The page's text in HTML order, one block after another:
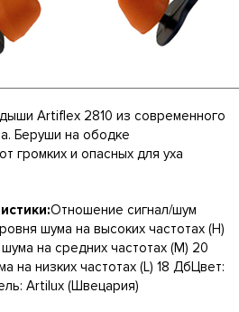
Artiflex 2810 из современного
Беруши на ободке
громких и опасных для уха
Отношение сигнал/шум
шума на высоких частотах (H)
на средних частотах (M) 20
на низких частотах (L) 18 ДбЦвет:
Artilux (Швецария)